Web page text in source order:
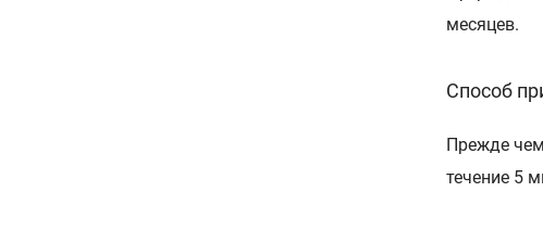
месяцев.
Способ
Прежде
течение 5